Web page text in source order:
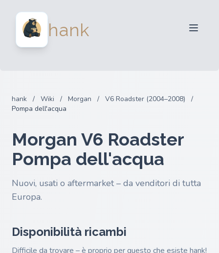
hankPer acquirenti
hank / Wiki / Morgan / V6 Roadster (2004–2008)
/
Pompa dell'acqua
Morgan V6 Roadster
Pompa dell'acqua
Nuovi, usati o aftermarket – da venditori di tutta
Europa.
Disponibilità ricambi
Difficile da trovare – è proprio per questo che esiste hank!